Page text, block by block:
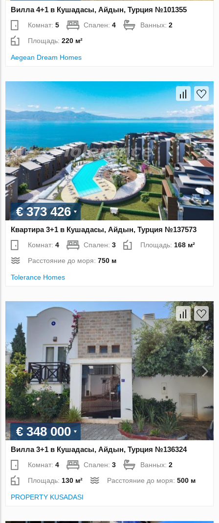
Вилла 4+1 в Кушадасы, Айдын, Турция №101355
Комнат:5 Спален:4 Ванных:2
Площадь:220 м²
Aegean Dream Homes
€ 373 426
Квартира 3+1 в Кушадасы, Айдын, Турция №137573
Комнат:4 Спален:3 Площадь: 168 м²
Расстояние до моря:750 м
Tolerance Homes
€ 348 000
Вилла 3+1 в Кушадасы, Айдын, Турция №136324
Комнат:4 Спален:3 Ванных:2
Площадь: 130 м² Расстояние до моря:500 м
PROPERTY KUSADASI